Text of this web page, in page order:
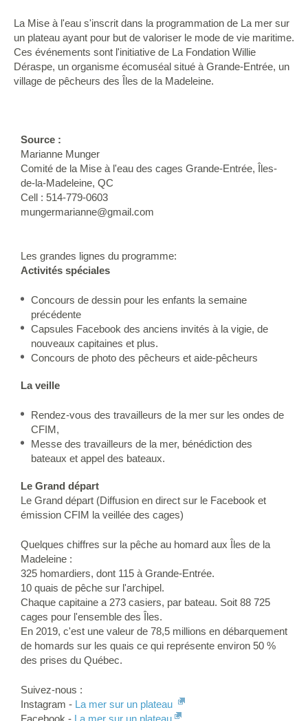
La Mise à l'eau s'inscrit dans la programmation de La mer sur
un plateau ayant pour but de valoriser le mode de vie maritime.
Ces événements sont l'initiative de La Fondation Willie
Déraspe, un organisme écomuséal situé à Grande-Entrée, un
village de pêcheurs des Îles de la Madeleine.
Source :
Marianne Munger
Comité de la Mise à l'eau des cages Grande-Entrée, Îles-
de-la-Madeleine, QC
Cell : 514-779-0603
mungermarianne@gmail.com
Les grandes lignes du programme:
Activités spéciales
Concours de dessin pour les enfants la semaine
précédente
Capsules Facebook des anciens invités à la vigie, de
nouveaux capitaines et plus.
Concours de photo des pêcheurs et aide-pêcheurs
La veille
Rendez-vous des travailleurs de la mer sur les ondes de
CFIM,
Messe des travailleurs de la mer, bénédiction des
bateaux et appel des bateaux.
Le Grand départ
Le Grand départ (Diffusion en direct sur le Facebook et
émission CFIM la veillée des cages)
Quelques chiffres sur la pêche au homard aux Îles de la
Madeleine :
325 homardiers, dont 115 à Grande-Entrée.
10 quais de pêche sur l'archipel.
Chaque capitaine a 273 casiers, par bateau. Soit 88 725
cages pour l'ensemble des Îles.
En 2019, c'est une valeur de 78,5 millions en débarquement
de homards sur les quais ce qui représente environ 50 %
des prises du Québec.
Suivez-nous :
Instagram - La mer sur un plateau
Facebook - La mer sur un plateau